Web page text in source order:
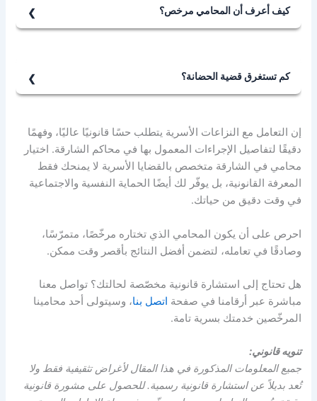
كيف أعرف أن المحامي مرخص؟
كم تستغرق قضية الحضانة؟
إن التعامل مع النزاعات الأسرية يتطلب حسًا قانونيًا عاليًا، وفهمًا
دقيقًا لتفاصيل الإجراءات المعمول بها في محاكم الشارقة. اختيار
محامي في الشارقة متخصص بالقضايا الأسرية لا يمنحك فقط
المعرفة القانونية، بل يوفّر لك أيضًا الحماية النفسية والاجتماعية
في وقت دقيق من حياتك.
احرص على أن يكون المحامي الذي تختاره مرخّصًا، متمرّسًا،
وصادقًا في تعامله، لتضمن أفضل النتائج بأقصر وقت ممكن.
هل تحتاج إلى استشارة قانونية مخصّصة لحالتك؟ تواصل معنا
مباشرة عبر أرقامنا في صفحة اتصل بنا، وسيتولى أحد محامينا
المرخّصين خدمتك بسرية تامة.
تنويه قانوني:
جميع المعلومات المذكورة في هذا المقال لأغراض تثقيفية فقط ولا
تُعد بديلاً عن استشارة قانونية رسمية. للحصول على مشورة قانونية